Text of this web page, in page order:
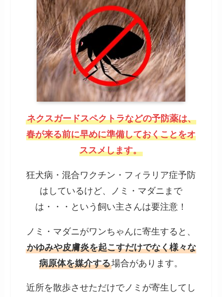
ネクスガードスペクトラなどの予防薬は、
春が来る前に早めに準備しておくことをオ
ススメします。
狂犬病・混合ワクチン・フィラリア症予防
はしているけど、ノミ・マダニまで
は・・・という飼い主さんは要注意！
ノミ・マダニがワンちゃんに寄生すると、
かゆみや皮膚炎を起こすだけでなく様々な
病原体を媒介する場合があります。
近所を散歩させただけでノミが寄生してし